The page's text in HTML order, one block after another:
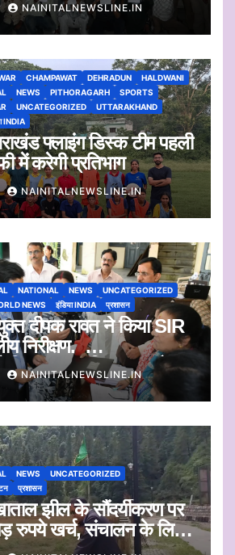
NAINITALNEWSLINE.IN
CHAMPAWAT DEHRADUN
HALDWANI
NEWS PITHORAGARH
SPORTS
UNCATEGORIZED
UTTARAKHAND
INDIA
फ्लाइंग डिस्क टीम पहली
में करेगी प्रतिभाग
NAINITALNEWSLINE.IN
NATIONAL NEWS
UNCATEGORIZED
NEWS इंडिया INDIA प्रशासन
दीपक रावत ने किया SIR
निरीक्षण.
दिए समयबद्ध निस्तारण और
NAINITALNEWSLINE.IN
NEWS
UNCATEGORIZED
प्रशासन
झील के सौंदर्यीकरण पर
रुपये खर्च, संचालन के लिए
जल्द